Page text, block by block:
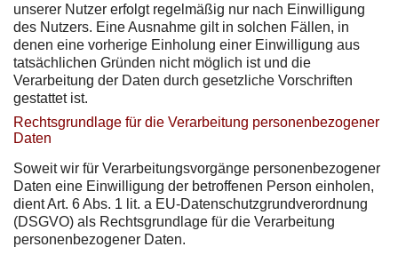
unserer Nutzer erfolgt regelmäßig nur nach Einwilligung
des Nutzers. Eine Ausnahme gilt in solchen Fällen, in
denen eine vorherige Einholung einer Einwilligung aus
tatsächlichen Gründen nicht möglich ist und die
Verarbeitung der Daten durch gesetzliche Vorschriften
gestattet ist.
Rechtsgrundlage für die Verarbeitung personenbezogener
Daten
Soweit wir für Verarbeitungsvorgänge personenbezogener
Daten eine Einwilligung der betroffenen Person einholen,
dient Art. 6 Abs. 1 lit. a EU-Datenschutzgrundverordnung
(DSGVO) als Rechtsgrundlage für die Verarbeitung
personenbezogener Daten.